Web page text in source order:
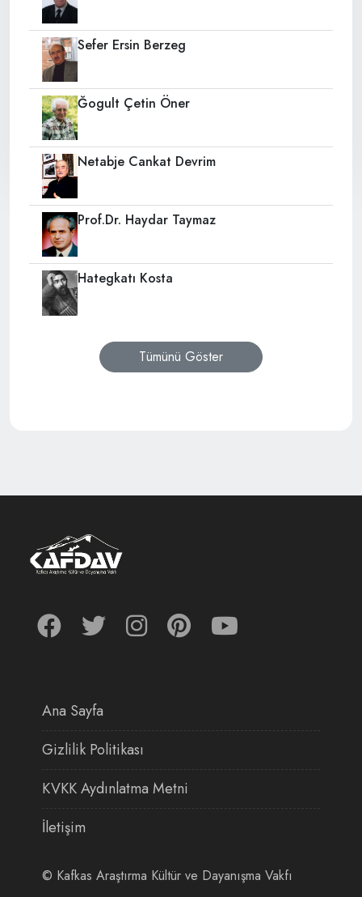
Sefer Ersin Berzeg
Ğogult Çetin Öner
Netabje Cankat Devrim
Prof.Dr. Haydar Taymaz
Hategkatı Kosta
Tümünü Göster
Ana Sayfa
Gizlilik Politikası
KVKK Aydınlatma Metni
İletişim
© Kafkas Araştırma Kültür ve Dayanışma Vakfı